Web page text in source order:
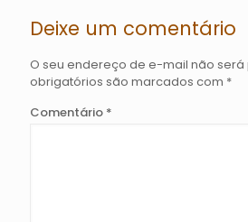
Deixe um comentário
O seu endereço de e-mail não será
obrigatórios são marcados com *
Comentário *